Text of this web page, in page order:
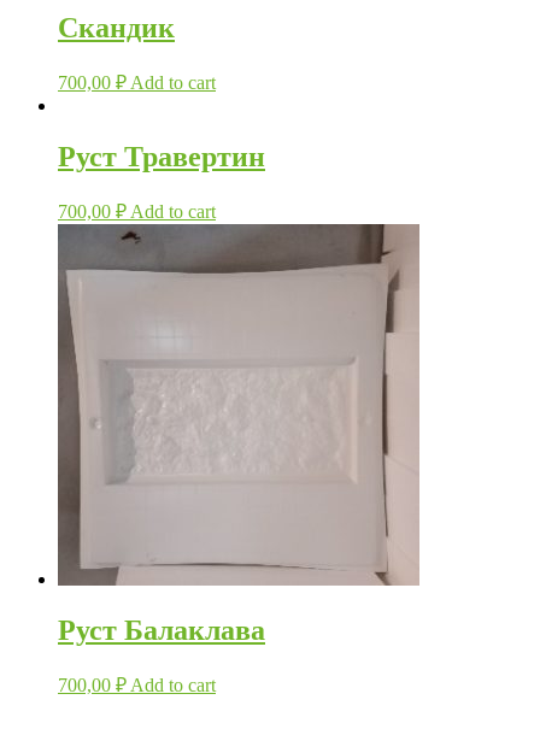
Скандик
700,00 ₽ Add to cart
Руст Травертин
700,00 ₽ Add to cart
Руст Балаклава
700,00 ₽ Add to cart